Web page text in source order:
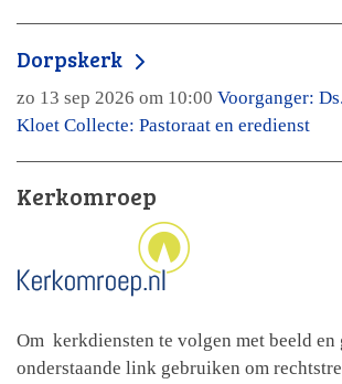
Dorpskerk
zo 13 sep 2026 om 10:00 Voorganger:
Kloet Collecte: Pastoraat en eredienst
Kerkomroep
Om kerkdiensten te volgen met beeld
onderstaande link gebruiken om